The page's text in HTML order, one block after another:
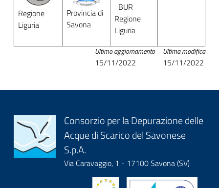
Regione
Liguria
Provincia di
Savona
BUR
Regione
Liguria
Ultima modifica
15/11/2022
Ultimo aggiornamento
15/11/2022
Block
it-
block-
logoeintestazionedelsito
Consorzio per la Depurazione delle
Acque di Scarico del Savonese
S.p.A.
Via Caravaggio, 1 - 17100 Savona (SV)